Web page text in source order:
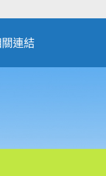
連結